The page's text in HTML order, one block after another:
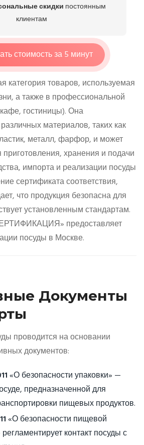
скидки постоянным
клиентам
стоимость за 5 минут
категория товаров, используемая
а также в профессиональной
гостиницы). Она
материалов, таких как
металл, фарфор, и может
приготовления, хранения и подачи
импорта и реализации посуды
сертификата соответствия,
что продукция безопасна для
установленным стандартам.
предоставляет
посуды в Москве.
Документы
проводится на основании
документов:
«О безопасности упаковки» —
предназначенной для
пищевых продуктов.
«О безопасности пищевой
контакт посуды с